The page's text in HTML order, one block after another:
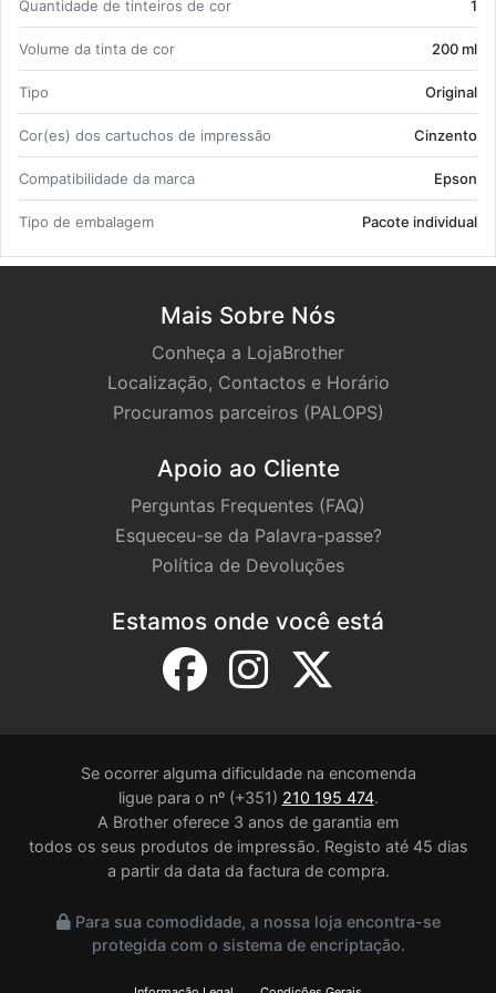
Quan­ti­dade de tin­teiros de cor 1
Vo­lume da tinta de cor 200 ml
Tipo Ori­ginal
Cor(es) dos car­tu­chos de im­pressão Cin­zento
Com­pa­ti­bi­li­dade da marca Epson
Tipo de em­ba­lagem Pa­cote in­di­vi­dual
Mais Sobre Nós
Conheça a LojaBrother
Localização, Contactos e Horário
Procuramos parceiros (PALOPS)
Apoio ao Cliente
Perguntas Frequentes (FAQ)
Esqueceu-se da Palavra-passe?
Política de Devoluções
Estamos onde você está
Se ocorrer alguma dificuldade na encomenda
ligue para o nº (+351) 210 195 474.
A Brother oferece 3 anos de garantia em
todos os seus produtos de impressão. Registo até 45 dias
a partir da data da factura de compra.
Para sua comodidade, a nossa loja encontra-se
protegida com o sistema de encriptação.